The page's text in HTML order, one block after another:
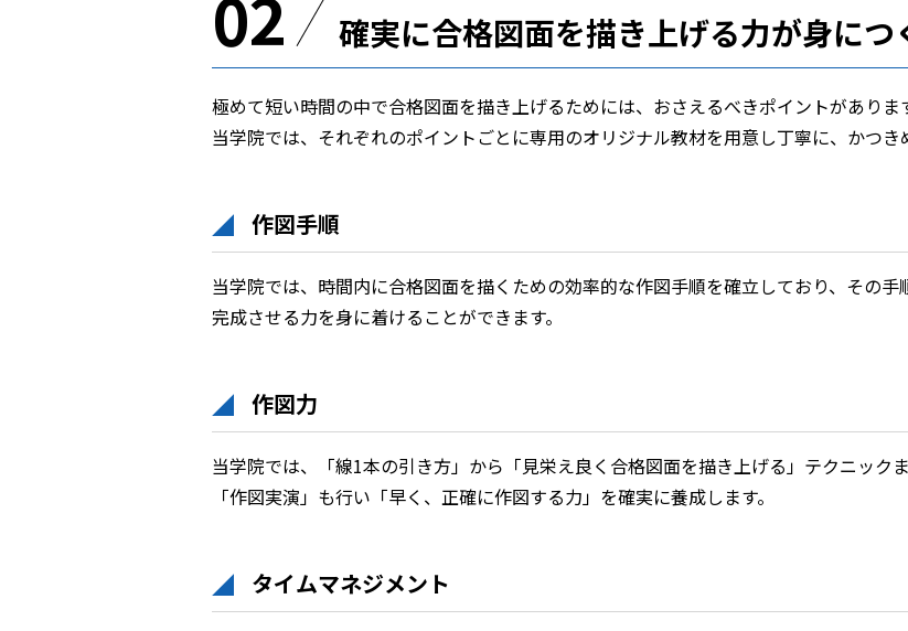
02 確実に合格図面を描き上げる力が身につ
極めて短い時間の中で合格図面を描き上げるためには、おさえるべきポイントがありま
当学院では、それぞれのポイントごとに専用のオリジナル教材を用意し丁寧に、かつき
作図手順
当学院では、時間内に合格図面を描くための効率的な作図手順を確立しており、その
完成させる力を身に着けることができます。
作図力
当学院では、「線1本の引き方」から「見栄え良く合格図面を描き上げる」テクニック
「作図実演」も行い「早く、正確に作図する力」を確実に養成します。
タイムマネジメント